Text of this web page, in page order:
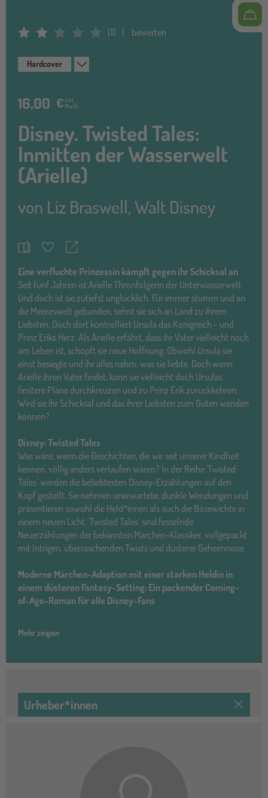
Average Rating: 2 (1) bewerten
Hardcover
16,00 €inkl.
MwSt.
Disney. Twisted Tales:
Inmitten der Wasserwelt
(Arielle)
von Liz Braswell,Walt Disney
MerkzettelTeilen
Eine verfluchte Prinzessin kämpft gegen ihr Schicksal an
Seit fünf Jahren ist Arielle Thronfolgerin der Unterwasserwelt.
Und doch ist sie zutiefst unglücklich. Für immer stumm und an
die Meereswelt gebunden, sehnt sie sich an Land zu ihrem
Liebsten. Doch dort kontrolliert Ursula das Königreich – und
Prinz Eriks Herz. Als Arielle erfährt, dass ihr Vater vielleicht noch
am Leben ist, schöpft sie neue Hoffnung. Obwohl Ursula sie
einst besiegte und ihr alles nahm, was sie liebte. Doch wenn
Arielle ihren Vater findet, kann sie vielleicht doch Ursulas
finstere Pläne durchkreuzen und zu Prinz Erik zurückkehren.
Wird sie ihr Schicksal und das ihrer Liebsten zum Guten wenden
können?
Disney: Twisted Tales
Was wäre, wenn die Geschichten, die wir seit unserer Kindheit
kennen, völlig anders verlaufen wären? In der Reihe 'Twisted
Tales’ werden die beliebtesten Disney-Erzählungen auf den
Kopf gestellt. Sie nehmen unerwartete, dunkle Wendungen und
präsentieren sowohl die Held*innen als auch die Bösewichte in
einem neuen Licht. 'Twisted Tales’ sind fesselnde
Neuerzählungen der bekannten Märchen-Klassiker, vollgepackt
mit Intrigen, überraschenden Twists und düsterer Geheimnisse.
Moderne Märchen-Adaption mit einer starken Heldin in
einem düsteren Fantasy-Setting: Ein packender Coming-
of-Age-Roman für alle Disney-Fans
Mehr zeigen
Urheber*innen